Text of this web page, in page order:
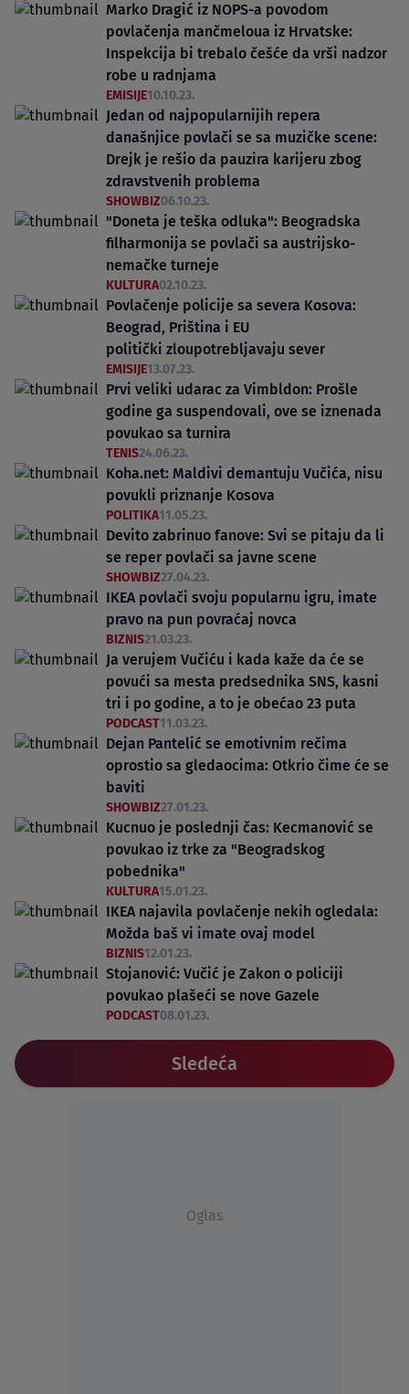
Marko Dragić iz NOPS-a povodom
povlačenja mančmeloua iz Hrvatske:
Inspekcija bi trebalo češće da vrši nadzor
robe u radnjama
EMISIJE10.10.23.
Jedan od najpopularnijih repera
današnjice povlači se sa muzičke scene:
Drejk je rešio da pauzira karijeru zbog
zdravstvenih problema
SHOWBIZ06.10.23.
"Doneta je teška odluka": Beogradska
filharmonija se povlači sa austrijsko-
nemačke turneje
KULTURA02.10.23.
Povlačenje policije sa severa Kosova:
Beograd, Priština i EU
politički zloupotrebljavaju sever
EMISIJE13.07.23.
Prvi veliki udarac za Vimbldon: Prošle
godine ga suspendovali, ove se iznenada
povukao sa turnira
TENIS24.06.23.
Koha.net: Maldivi demantuju Vučića, nisu
povukli priznanje Kosova
POLITIKA11.05.23.
Devito zabrinuo fanove: Svi se pitaju da li
se reper povlači sa javne scene
SHOWBIZ27.04.23.
IKEA povlači svoju popularnu igru, imate
pravo na pun povraćaj novca
BIZNIS21.03.23.
Ja verujem Vučiću i kada kaže da će se
povući sa mesta predsednika SNS, kasni
tri i po godine, a to je obećao 23 puta
PODCAST11.03.23.
Dejan Pantelić se emotivnim rečima
oprostio sa gledaocima: Otkrio čime će se
baviti
SHOWBIZ27.01.23.
Kucnuo je poslednji čas: Kecmanović se
povukao iz trke za "Beogradskog
pobednika"
KULTURA15.01.23.
IKEA najavila povlačenje nekih ogledala:
Možda baš vi imate ovaj model
BIZNIS12.01.23.
Stojanović: Vučić je Zakon o policiji
povukao plašeći se nove Gazele
PODCAST08.01.23.
Sledeća
Oglas